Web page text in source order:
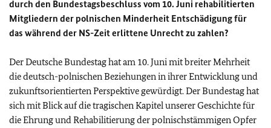
durch den Bundestagsbeschluss vom 10. Juni rehabilitierten
Mitgliedern der polnischen Minderheit Entschädigung für
das während der NS-Zeit erlittene Unrecht zu zahlen?
Der Deutsche Bundestag hat am 10. Juni mit breiter Mehrheit
die deutsch-polnischen Beziehungen in ihrer Entwicklung und
zukunftsorientierten Perspektive gewürdigt. Der Bundestag hat
sich mit Blick auf die tragischen Kapitel unserer Geschichte für
die Ehrung und Rehabilitierung der polnischstämmigen Opfer